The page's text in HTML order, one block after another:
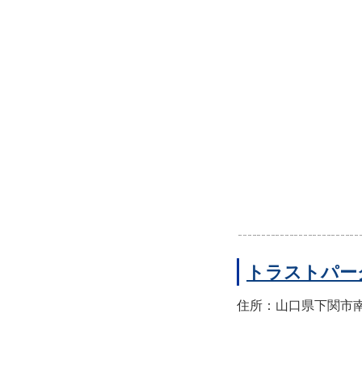
トラストパ
住所：山口県下関市